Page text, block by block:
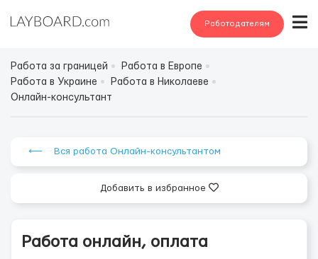
Работодателям
Работа за границей
Работа в Европе
Работа в Украине
Работа в Николаеве
Онлайн-консультант
⟵ Вся работа Онлайн-консультантом
Добавить в избранное
Работа онлайн, оплата